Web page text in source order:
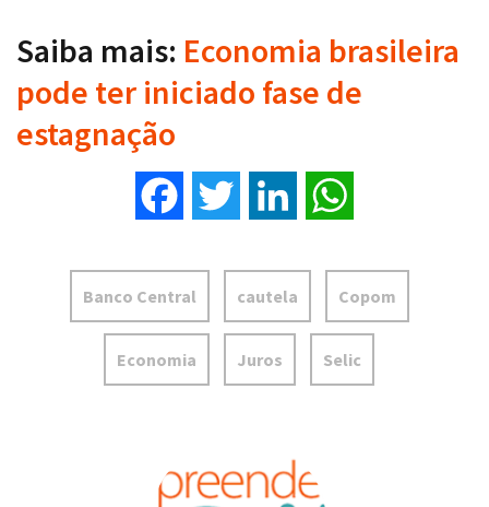
Saiba mais: Economia brasileira
pode ter iniciado fase de
estagnação
Facebook Twitter LinkedIn
Banco Central cautela Copom
Economia Juros Selic